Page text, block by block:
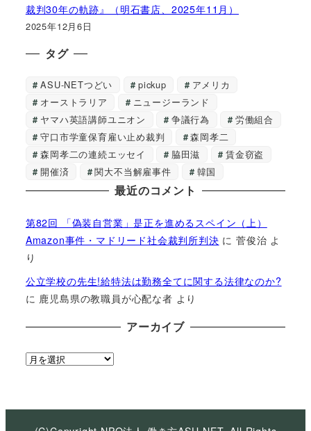
裁判30年の軌跡』（明石書店、2025年11月）
2025年12月6日
タグ
ASU-NETつどい pickup
アメリカ
オーストラリア
ニュージーランド
ヤマハ英語講師ユニオン
争議行為
労働組合
守口市学童保育雇い止め裁判
森岡孝二
森岡孝二の連続エッセイ
脇田滋
賃金窃盗
開催済
関大不当解雇事件 韓国
最近のコメント
第82回 「偽装自営業」是正を進めるスペイン（上）
Amazon事件・マドリード社会裁判所判決 に菅俊治 よ
り
公立学校の先生!給特法は勤務全てに関する法律なのか?
に 鹿児島県の教職員が心配な者 より
アーカイブ
ア
イ